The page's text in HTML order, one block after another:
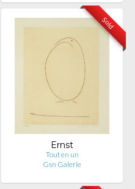
Sold
Ernst
Tout en un
Gsn Galerie